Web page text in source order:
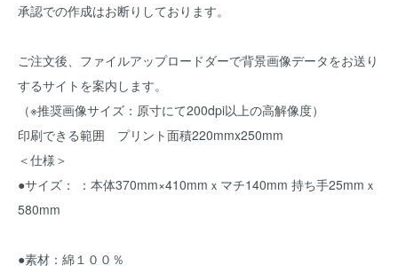
承認での作成はお断りしております。
ご注文後、ファイルアップロードダーで背景画像データをお送り
するサイトを案内します。
（※推奨画像サイズ：原寸にて200dpi以上の高解像度）
印刷できる範囲 プリント面積220mmx250mm
＜仕様＞
●サイズ： ：本体370mm×410mmｘマチ140mm 持ち手25mmｘ
580mm
●素材：綿１００％